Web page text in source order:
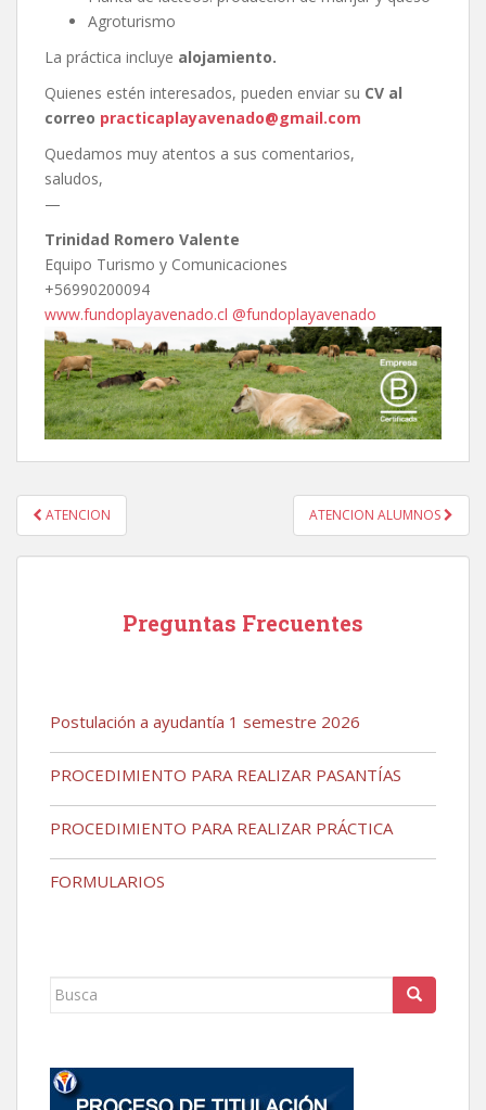
Agroturismo
La práctica incluye alojamiento.
Quienes estén interesados, pueden enviar su CV al
correo practicaplayavenado@gmail.com
Quedamos muy atentos a sus comentarios,
saludos,
—
Trinidad Romero Valente
Equipo Turismo y Comunicaciones
+56990200094
www.fundoplayavenado.cl @fundoplayavenado
Navegación
de
entradas
ATENCION ATENCION ALUMNOS
Preguntas Frecuentes
Postulación a ayudantía 1 semestre 2026
PROCEDIMIENTO PARA REALIZAR PASANTÍAS
PROCEDIMIENTO PARA REALIZAR PRÁCTICA
FORMULARIOS
Buscar: